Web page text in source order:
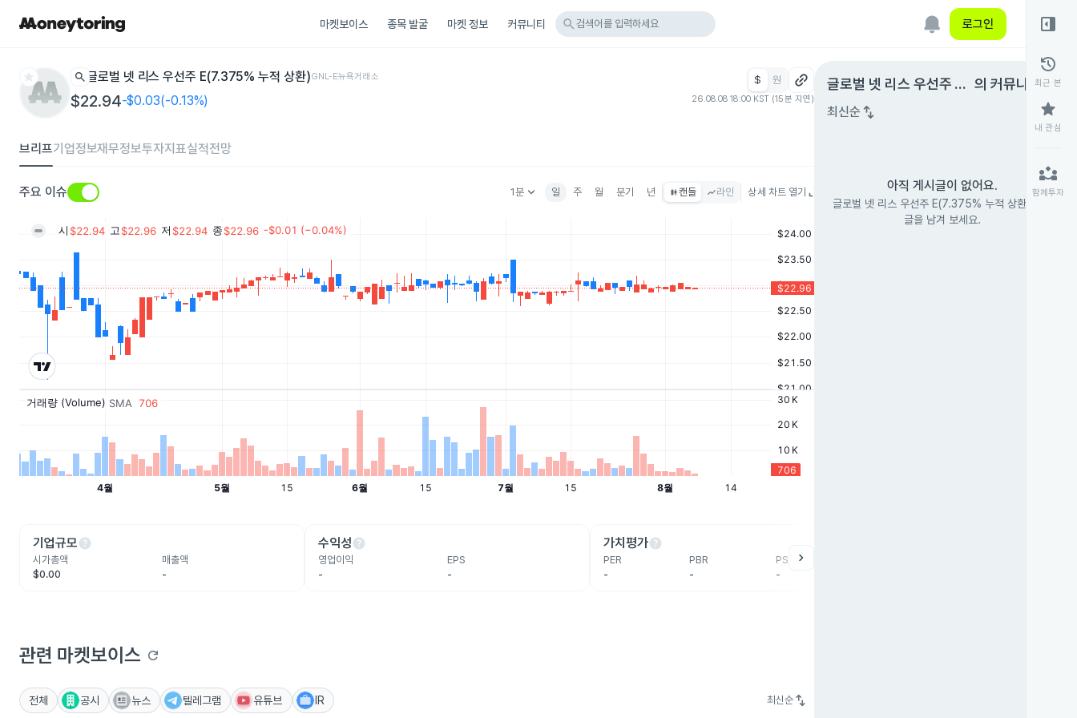
마켓보이스 종목 발굴 마켓 정보 커뮤니티 search 검색어를 입력하세요 로그인
star search 글로벌 넷 리스 우선주 E(7.375% 누적 상환)GNL-E뉴욕거래소
$22.94-$0.03(-0.13%)
$ 원
26.08.08 18:00 KST (15분 지연)
브리프기업정보재무정보투자지표실적전망
주요 이슈 1분keyboard_arrow_down 일 주 월 분기 년 캔들 라인 상세 차트 열기
기업규모help
시가총액
$0.00
매출액
-
수익성help
영업이익
-
EPS
-
가치평가help
PER
-
PBR
-
PSR
-
chevron_right
관련 마켓보이스 refresh
전체 공시 뉴스 텔레그램 유튜브 IR 최신순 swap_vert
글로벌 넷 리스 우선주 E
(7.375% 누적 상환)
의 커뮤니티expand_circle_right
최신순 swap_vert
아직 게시글이 없어요.
글로벌 넷 리스 우선주 E(7.375% 누적 상환)의 첫
글을 남겨 보세요.
right_panel_open
history
최근 본
star
내 관심
partner_exchange
함께투자